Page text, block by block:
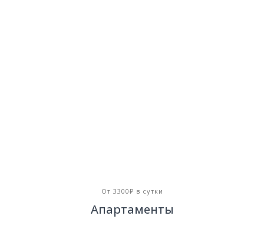
От 3300₽ в сутки
Апартаменты